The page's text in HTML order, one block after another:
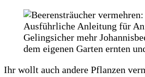
Ihr wollt auch andere Pflanzen